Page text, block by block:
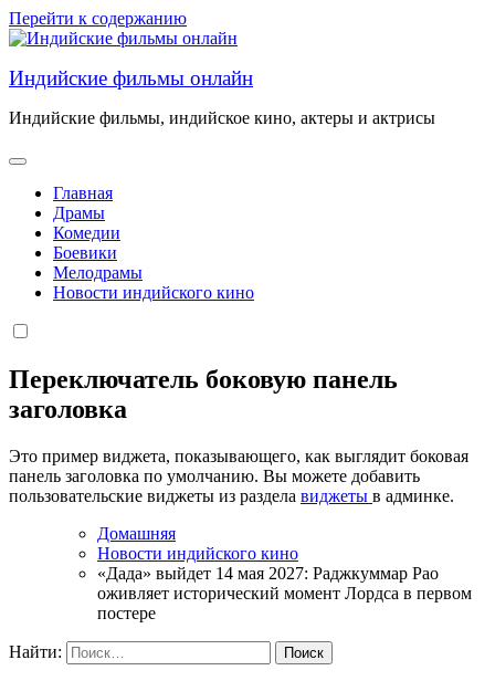
Перейти к содержанию
Индийские фильмы онлайн
Индийские фильмы, индийское кино, актеры и актрисы
Главная
Драмы
Комедии
Боевики
Мелодрамы
Новости индийского кино
Переключатель боковую панель
заголовка
Это пример виджета, показывающего, как выглядит боковая
панель заголовка по умолчанию. Вы можете добавить
пользовательские виджеты из раздела виджеты в админке.
Домашняя
Новости индийского кино
«Дада» выйдет 14 мая 2027: Раджкуммар Рао
оживляет исторический момент Лордса в первом
постере
Найти: